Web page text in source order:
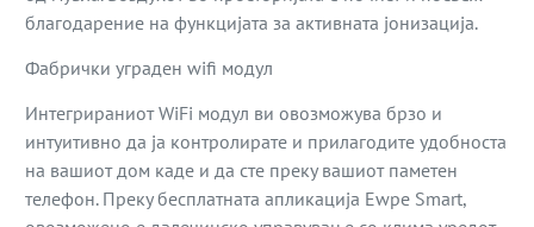
благодарение на функцијата за активната јонизација.
Фабрички уграден wifi модул
Интегрираниот WiFi модул ви овозможува брзо и
интуитивно да ја контролирате и прилагодите удобноста
на вашиот дом каде и да сте преку вашиот паметен
телефон. Преку бесплатната апликација Ewpe Smart,